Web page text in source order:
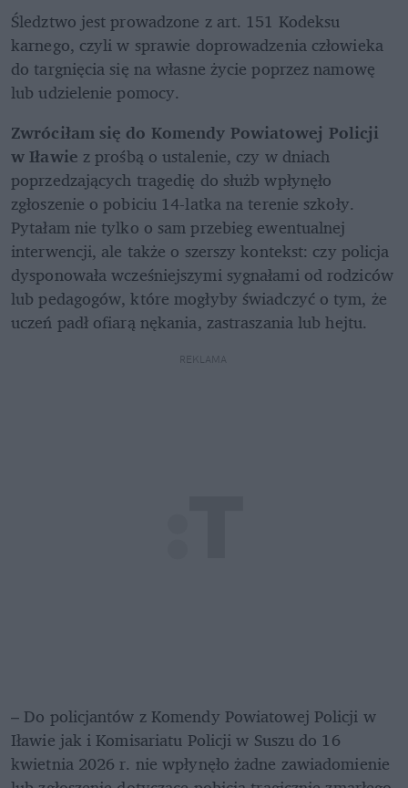
Śledztwo jest prowadzone z art. 151 Kodeksu
karnego, czyli w sprawie doprowadzenia człowieka
do targnięcia się na własne życie poprzez namowę
lub udzielenie pomocy.
Zwróciłam się do Komendy Powiatowej Policji
w Iławie z prośbą o ustalenie, czy w dniach
poprzedzających tragedię do służb wpłynęło
zgłoszenie o pobiciu 14-latka na terenie szkoły.
Pytałam nie tylko o sam przebieg ewentualnej
interwencji, ale także o szerszy kontekst: czy policja
dysponowała wcześniejszymi sygnałami od rodziców
lub pedagogów, które mogłyby świadczyć o tym, że
uczeń padł ofiarą nękania, zastraszania lub hejtu.
REKLAMA
– Do policjantów z Komendy Powiatowej Policji w
Iławie jak i Komisariatu Policji w Suszu do 16
kwietnia 2026 r. nie wpłynęło żadne zawiadomienie